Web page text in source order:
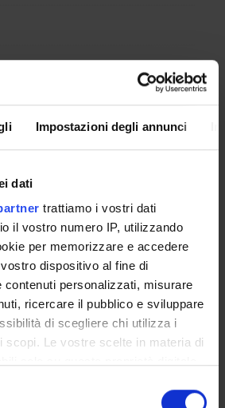
Impostazioni degli annunci
dati
trattiamo i vostri dati
il vostro numero IP, utilizzando
per memorizzare e accedere
dispositivo al fine di
contenuti personalizzati, misurare
ricercare il pubblico e sviluppare
di scegliere chi utilizza i
scopi. Le vostre scelte in materia di
il proprio consenso in qualsiasi
Monaco